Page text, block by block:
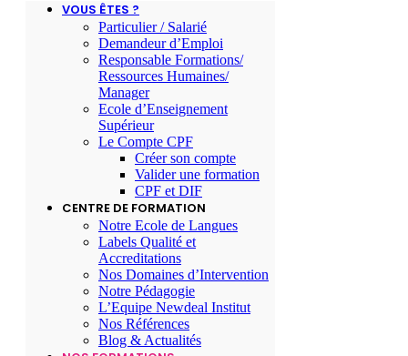
VOUS ÊTES ?
Particulier / Salarié
Demandeur d’Emploi
Responsable Formations/
Ressources Humaines/
Manager
Ecole d’Enseignement
Supérieur
Le Compte CPF
Créer son compte
Valider une formation
CPF et DIF
CENTRE DE FORMATION
Notre Ecole de Langues
Labels Qualité et
Accreditations
Nos Domaines d’Intervention
Notre Pédagogie
L’Equipe Newdeal Institut
Nos Références
Blog & Actualités